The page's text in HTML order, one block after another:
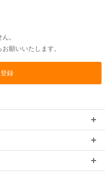
。
願いいたします。